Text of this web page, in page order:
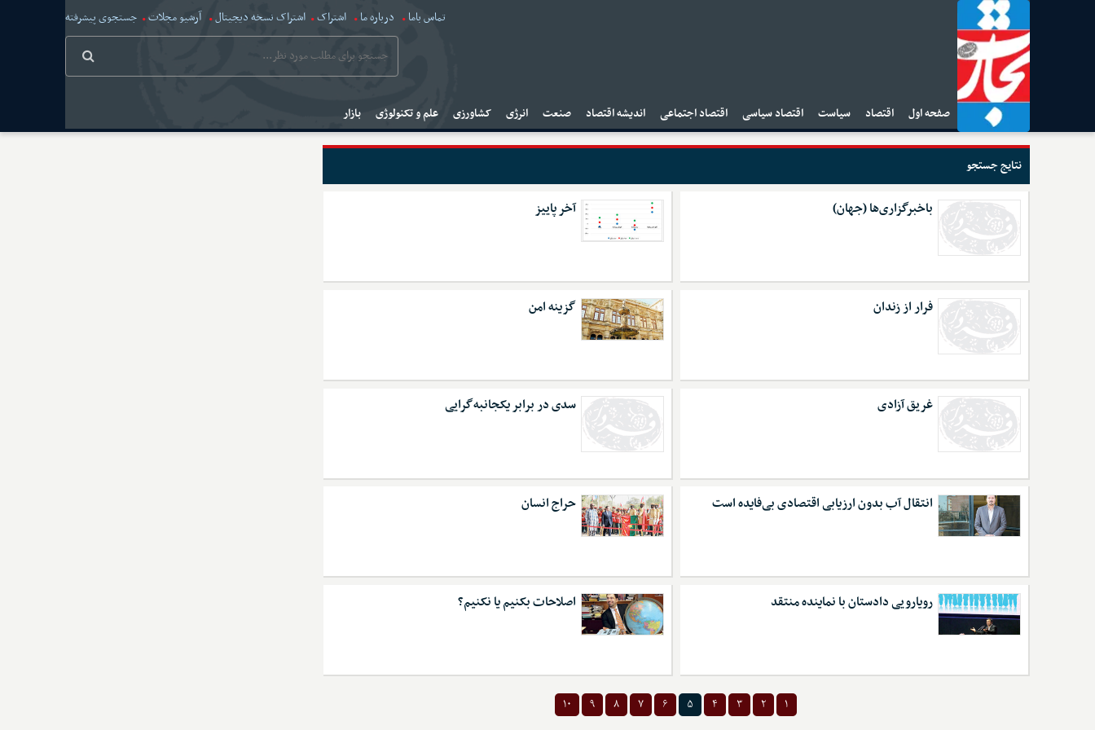
تماس باما درباره ما اشتراک اشتراک نسخه دیجیتال آرشیو مجلات جستجوی پیشرفته
صفحه اول اقتصاد سیاست اقتصاد سیاسی اقتصاد اجتماعی اندیشه اقتصاد صنعت انرژی کشاورزی علم و تکنولوژی بازار
نتایج جستجو
باخبرگزاری‌ها (جهان) آخر پاییز
فرار از زندان گزینه امن
غریق آزادی سدی در برابر یکجانبه‌گرایی
انتقال آب بدون ارزیابی اقتصادی بی‌فایده است حراج انسان
رویارویی دادستان با نماینده منتقد اصلاحات بکنیم یا نکنیم؟
۱ ۲ ۳ ۴ ۵ ۶ ۷ ۸ ۹ ۱۰